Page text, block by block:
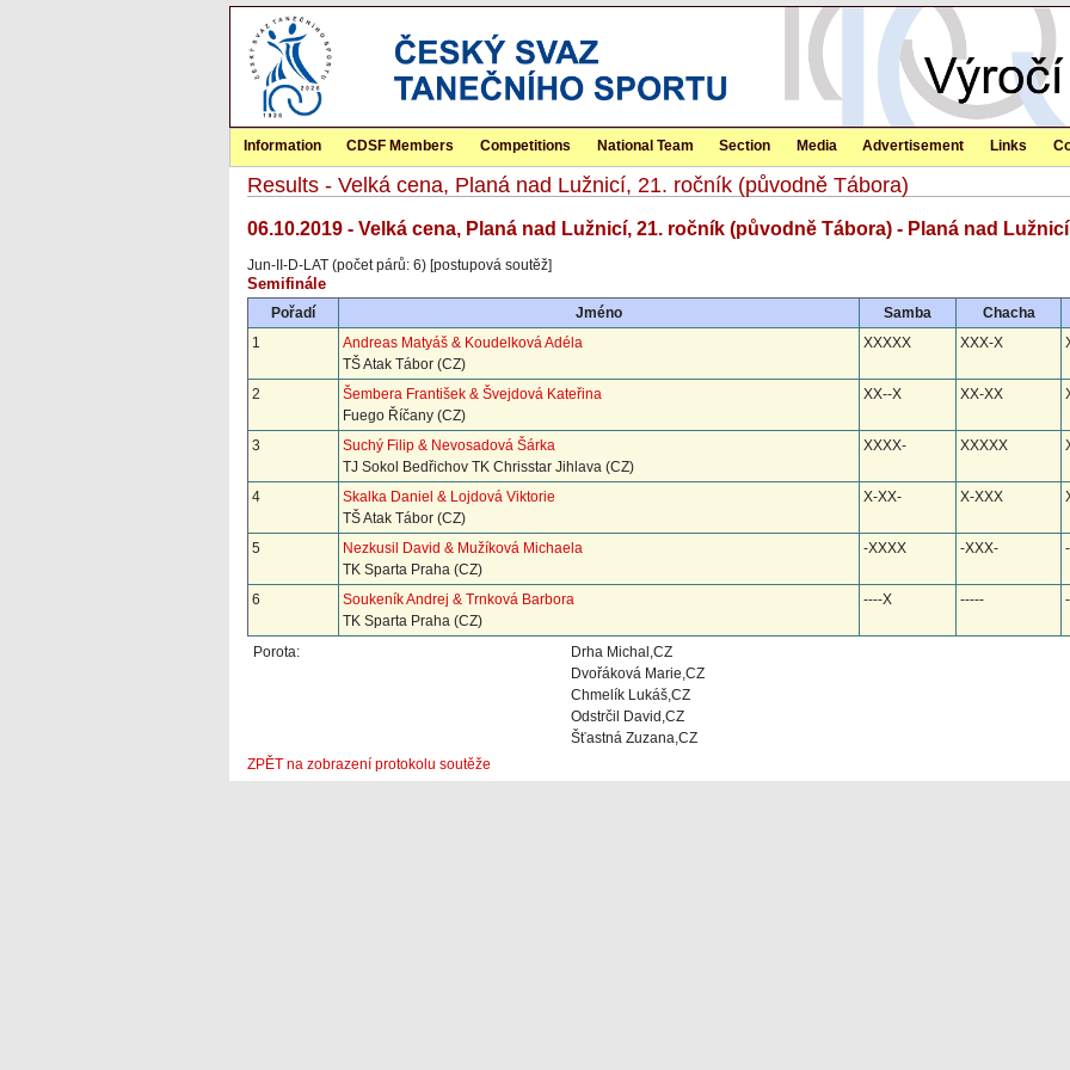
Information CDSF Members Competitions National Team Section Media Advertisement Links
Results - Velká cena, Planá nad Lužnicí, 21. ročník (původně Tábora)
06.10.2019 - Velká cena, Planá nad Lužnicí, 21. ročník (původně Tábora) - Planá nad Lužnicí
Jun-II-D-LAT (počet párů: 6) [postupová soutěž]
Semifinále
Pořadí Jméno Samba Chacha
1
Andreas Matyáš & Koudelková Adéla
TŠ Atak Tábor (CZ)
XXXXX XXX-X
2
Šembera František & Švejdová Kateřina
Fuego Říčany (CZ)
XX--X XX-XX
3
Suchý Filip & Nevosadová Šárka
TJ Sokol Bedřichov TK Chrisstar Jihlava (CZ)
XXXX- XXXXX
4
Skalka Daniel & Lojdová Viktorie
TŠ Atak Tábor (CZ)
X-XX- X-XXX
5
Nezkusil David & Mužíková Michaela
TK Sparta Praha (CZ)
-XXXX -XXX-
6
Soukeník Andrej & Trnková Barbora
TK Sparta Praha (CZ)
----X -----
Porota:
Drha Michal,CZ
Dvořáková Marie,CZ
Chmelík Lukáš,CZ
Odstrčil David,CZ
Šťastná Zuzana,CZ
ZPĚT na zobrazení protokolu soutěže